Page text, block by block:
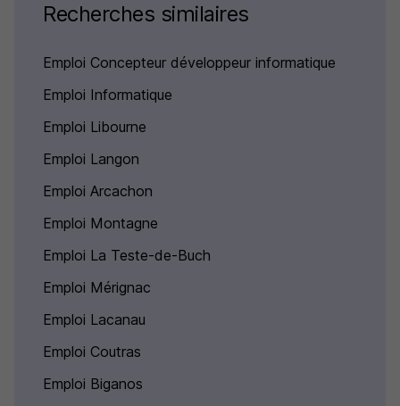
Recherches similaires
Emploi Concepteur développeur informatique
Emploi Informatique
Emploi Libourne
Emploi Langon
Emploi Arcachon
Emploi Montagne
Emploi La Teste-de-Buch
Emploi Mérignac
Emploi Lacanau
Emploi Coutras
Emploi Biganos